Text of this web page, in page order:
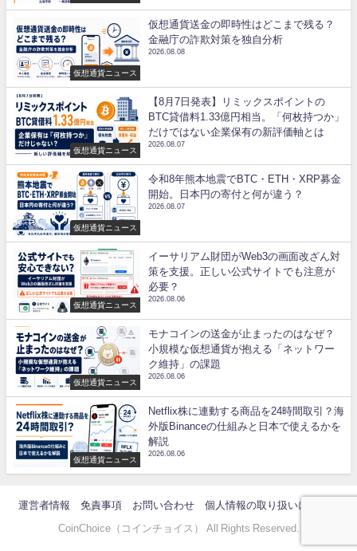
仮想通貨ニュース
仮想通貨送金の即時性はどこまで残る？
金融庁の詐欺対策を独自分析
2026.08.08
仮想通貨ニュース
【8月7日発表】リミックスポイントの
BTC貸借料1.33億円相当。「何枚持つか」
だけではない企業保有の新評価軸とは
2026.08.07
仮想通貨ニュース
令和8年熊本地震でBTC・ETH・XRP募金
開始。日本円の寄付と何が違う？
2026.08.07
仮想通貨ニュース
イーサリアム財団がWeb3の画面改ざん対
策を支援。正しい公式サイトでも注意が
必要？
2026.08.06
仮想通貨ニュース
モナコインの送金が止まったのはなぜ？
小規模な仮想通貨が抱える「ネットワー
ク維持」の課題
2026.08.06
仮想通貨ニュース
Netflix株に連動する商品を24時間取引？海
外版Binanceの仕組みと日本で使えるかを
解説
2026.08.06
運営者情報 免責事項 お問い合わせ 個人情報の取り扱いについて
CoinChoice（コインチョイス） All Rights Reserved.